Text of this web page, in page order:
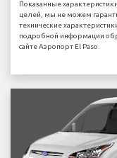
Показанные
целей, мы не можем
технические
подробной информации
сайте Аэропорт El Paso.